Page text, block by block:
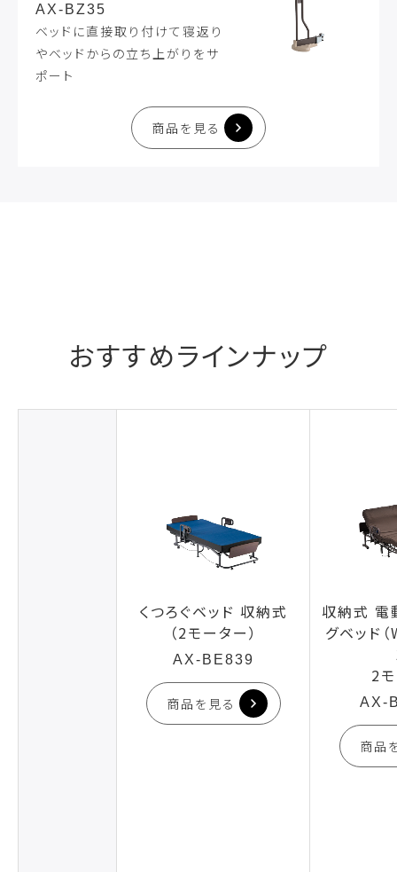
AX-BZ35
ベッドに直接取り付けて寝返り
やベッドからの立ち上がりをサ
ポート
商品を見る
おすすめラインナップ
くつろぐベッド 収納式
（2モーター）
AX-BE839
商品を見る
収納式 電
グベッド
2
AX-
商品